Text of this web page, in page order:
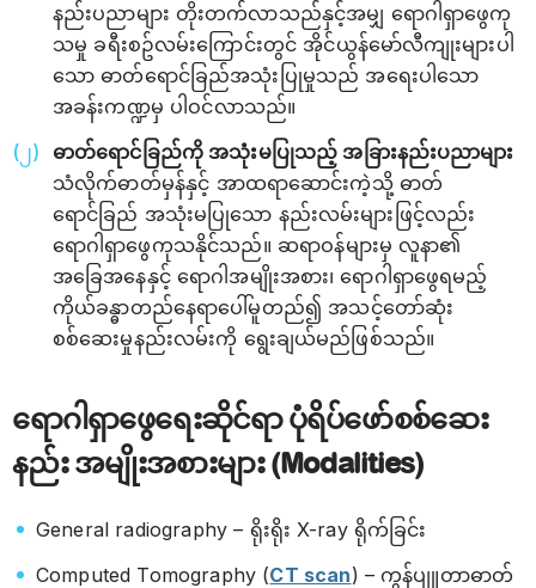
နည်းပညာများ တိုးတက်လာသည်နှင့်အမျှ ရောဂါရှာဖွေကု
သမှု ခရီးစဥ်လမ်းကြောင်းတွင် အိုင်ယွန်မော်လီကျုးများပါ
သော ဓာတ်ရောင်ခြည်အသုံးပြုမှုသည် အရေးပါသော
အခန်းကဏ္ဍမှ ပါဝင်လာသည်။
ဓာတ်ရောင်ခြည်ကို အသုံးမပြုသည့် အခြားနည်းပညာများ
သံလိုက်ဓာတ်မှန်နှင့် အာထရာဆောင်းကဲ့သို့ ဓာတ်
ရောင်ခြည် အသုံးမပြုသော နည်းလမ်းများဖြင့်လည်း
ရောဂါရှာဖွေကုသနိုင်သည်။ ဆရာဝန်များမှ လူနာ၏
အခြေအနေနှင့် ရောဂါအမျိုးအစား၊ ရောဂါရှာဖွေရမည့်
ကိုယ်ခန္ဓာတည်နေရာပေါ်မူတည်၍ အသင့်တော်ဆုံး
စစ်ဆေးမှုနည်းလမ်းကို ရွေးချယ်မည်ဖြစ်သည်။
ရောဂါရှာဖွေရေးဆိုင်ရာ ပုံရိပ်ဖော်စစ်ဆေး
နည်း အမျိုးအစားများ (Modalities)
General radiography – ရိုးရိုး X-ray ရိုက်ခြင်း
Computed Tomography (CT scan) – ကွန်ပျူတာဓာတ်